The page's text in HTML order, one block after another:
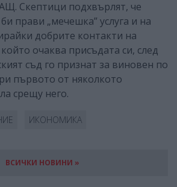
Скептици подхвърлят, че
прави „мечешка” услуга и на
добрите контакти на
очаква присъдата си, след
съд го признат за виновен по
първото от няколкото
срещу него.
ИКОНОМИКА
ВСИЧКИ НОВИНИ »